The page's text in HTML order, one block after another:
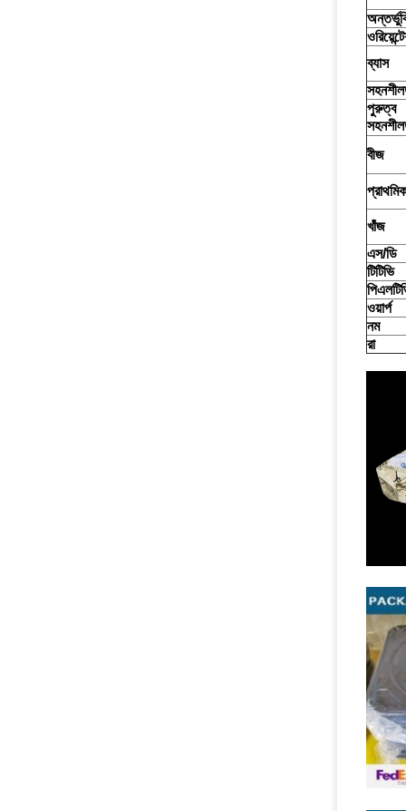
ব্যাস
পুরুত্ব
বীজ
খাঁজ
এস/ডি
টিটিভি
ওয়ার্প
নম
রা